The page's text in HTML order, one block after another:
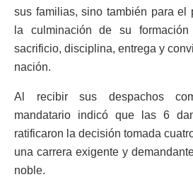
sus familias, sino también para el
la culminación de su
sacrificio, disciplina, entrega y
nación.
Al recibir sus despachos
mandatario indicó que las 6
ratificaron la decisión tomada
una carrera exigente y
noble.